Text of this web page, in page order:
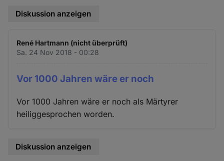
Diskussion anzeigen
René Hartmann (nicht überprüft)
Sa. 24 Nov 2018 - 00:28
Vor 1000 Jahren wäre er noch
Vor 1000 Jahren wäre er noch als Märtyrer
heiliggesprochen worden.
Diskussion anzeigen